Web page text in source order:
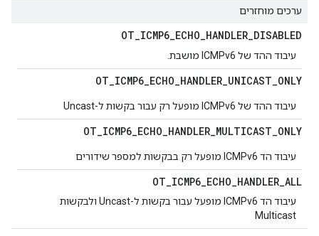
ערכים מוחזרים
OT_ICMP6_ECHO_HANDLER_DISABLED
עיבוד ההד של ICMPv6 מושבת.
OT_ICMP6_ECHO_HANDLER_UNICAST_ONLY
עיבוד ההד של ICMPv6 מופעל רק עבור בקשות ל-Uncast
OT_ICMP6_ECHO_HANDLER_MULTICAST_ONLY
עיבוד הד ICMPv6 מופעל רק בבקשות למספר שידורים
OT_ICMP6_ECHO_HANDLER_ALL
עיבוד הד ICMPv6 מופעל עבור בקשות ל-Uncast ולבקשות
Multicast